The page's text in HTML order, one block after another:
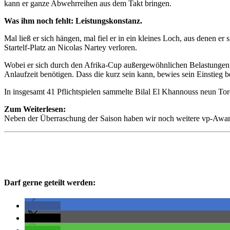
kann er ganze Abwehrreihen aus dem Takt bringen.
Was ihm noch fehlt: Leistungskonstanz.
Mal ließ er sich hängen, mal fiel er in ein kleines Loch, aus denen
Startelf-Platz an Nicolas Nartey verloren.
Wobei er sich durch den Afrika-Cup außergewöhnlichen
Anlaufzeit benötigen. Dass die kurz sein kann, bewies sein
In insgesamt 41 Pflichtspielen sammelte Bilal El Khannouss neun
Zum Weiterlesen:
Neben der Überraschung der Saison haben wir noch weitere vp-
Darf gerne geteilt werden: